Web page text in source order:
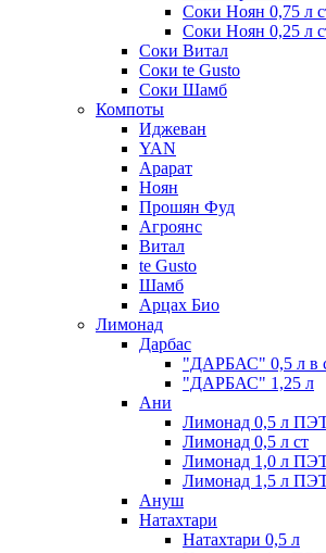
Соки Ноян 0,75 л
Соки Ноян 0,25 л
Соки Витал
Соки te Gusto
Соки Шамб
Компоты
Иджеван
YAN
Арарат
Ноян
Прошян Фуд
Агроянс
Витал
te Gusto
Шамб
Арцах Био
Лимонад
Дарбас
"ДАРБАС" 0,5 л в
"ДАРБАС" 1,25 л
Ани
Лимонад 0,5 л
Лимонад 0,5 л ст
Лимонад 1,0 л
Лимонад 1,5 л
Ануш
Натахтари
Натахтари 0,5 л